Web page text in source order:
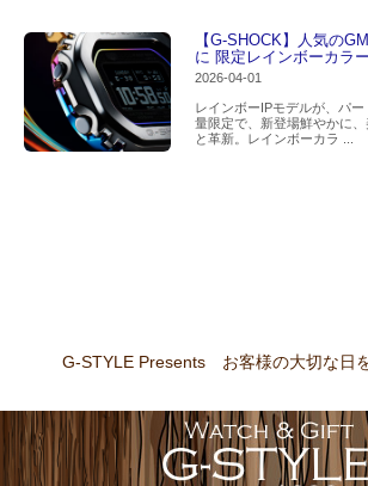
【G-SHOCK】人気の
に 限定レインボーカラー
2026-04-01
レインボーIPモデルが、パ
量限定で、新登場鮮やかに
と革新。レインボーカラ ...
G-STYLE Presents お客様の大切な日